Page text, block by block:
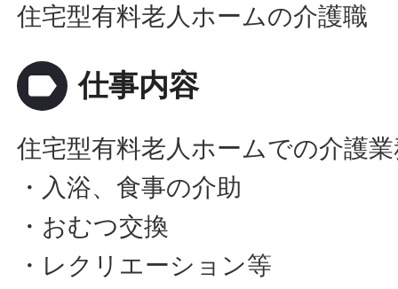
住宅型有料老人ホームの介護職
label 仕事内容
住宅型有料老人ホームでの介護
・入浴、食事の介助
・おむつ交換
・レクリエーション等